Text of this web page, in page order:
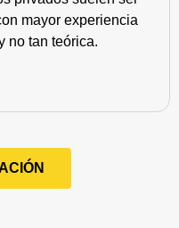
mayor experiencia
no tan teórica.